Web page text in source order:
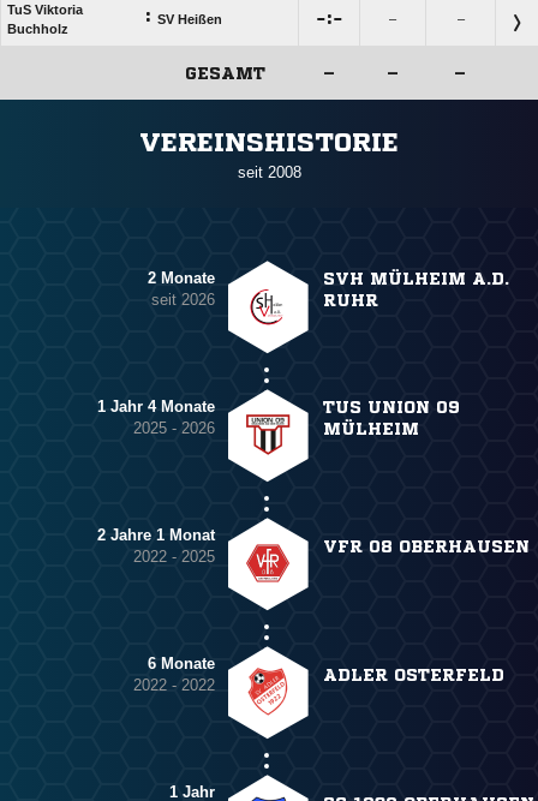
TuS Viktoria
Buchholz
: SV Heißen : – –
GESAMT – – –
VEREINSHISTORIE
seit 2008
2 Monate
seit 2026
SVH MÜLHEIM A.D.
RUHR
1 Jahr 4 Monate
2025 - 2026
TUS UNION 09
MÜLHEIM
2 Jahre 1 Monat
2022 - 2025
VFR 08 OBERHAUSEN
6 Monate
2022 - 2022
ADLER OSTERFELD
1 Jahr